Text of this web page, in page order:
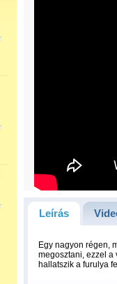
Leírás
Egy nagyon régen,
megosztani, ezzel a
hallatszik a furulya